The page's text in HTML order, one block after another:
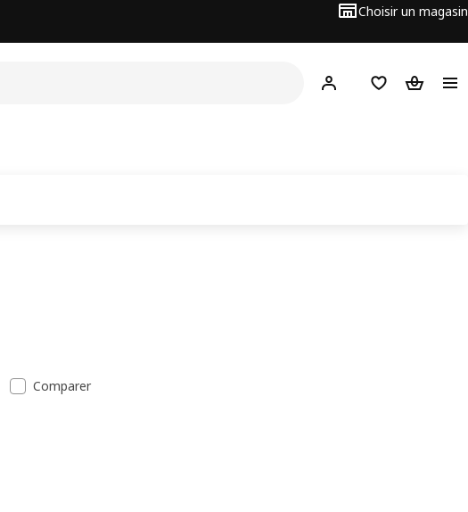
Choisir un magasin
Hej ! Connectez-vous
FavorisPanier
Comparer